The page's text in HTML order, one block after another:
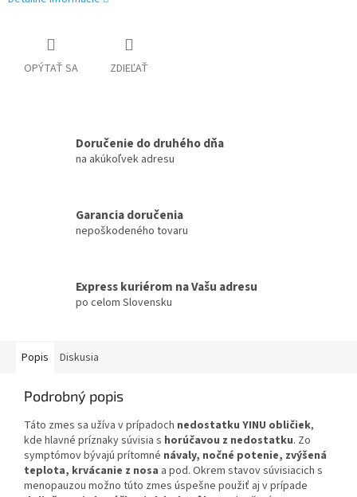
OPÝTAŤ SA ZDIEĽAŤ
Doručenie do druhého dňa
na akúkoľvek adresu
Garancia doručenia
nepoškodeného tovaru
Express kuriérom na Vašu adresu
po celom Slovensku
Popis Diskusia
Podrobný popis
Táto zmes sa užíva v prípadoch nedostatku YINU obličiek,
kde hlavné príznaky súvisia s horúčavou z nedostatku. Zo
symptómov bývajú prítomné návaly, nočné potenie, zvýšená
teplota, krvácanie z nosa a pod. Okrem stavov súvisiacich s
menopauzou možno túto zmes úspešne použiť aj v prípade